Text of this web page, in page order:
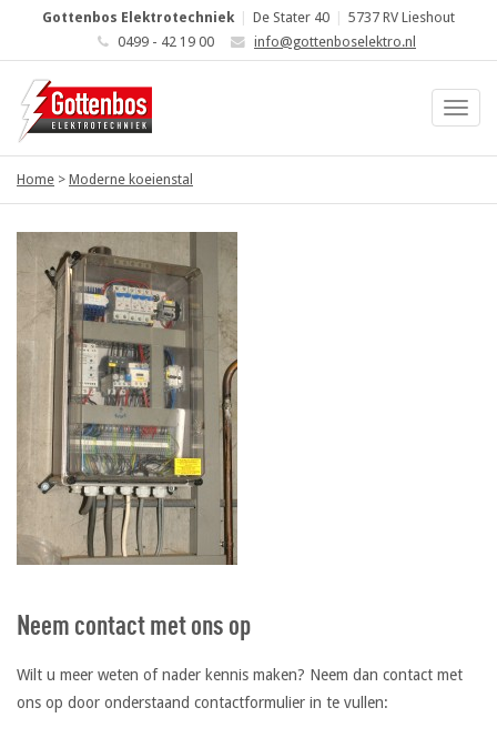
Gottenbos Elektrotechniek De Stater 40
5737 RV Lieshout
0499 - 42 19 00
info@gottenboselektro.nl
Home > Moderne koeienstal
Neem contact met ons op
Wilt u meer weten of nader kennis maken? Neem dan contact met
ons op door onderstaand contactformulier in te vullen: